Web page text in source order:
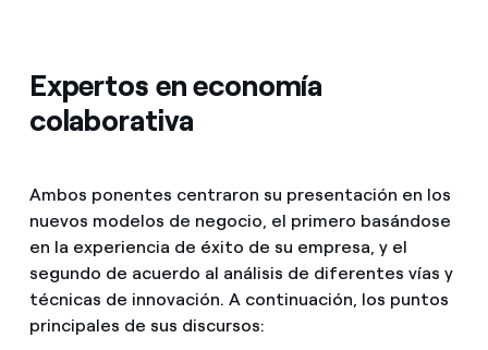
Expertos en economía
colaborativa
Ambos ponentes centraron su presentación en los
nuevos modelos de negocio, el primero basándose
en la experiencia de éxito de su empresa, y el
segundo de acuerdo al análisis de diferentes vías y
técnicas de innovación. A continuación, los puntos
principales de sus discursos: